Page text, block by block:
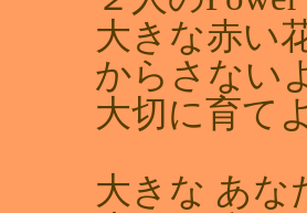
大きな赤い
からさない
大切に育て
大きな あな